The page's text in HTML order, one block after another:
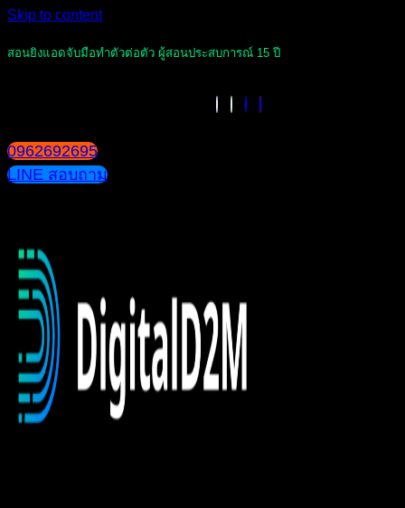
Skip to content
สอนยิงแอดจับมือทำตัวต่อตัว ผู้สอนประสบการณ์ 15 ปี
0962692695
LINE สอบถาม